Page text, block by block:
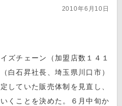
2010年6月10日
ズチェーン（加盟店数１４１
白石昇社長、埼玉県川口市）
していた販売体制を見直し、
くことを決めた。６月中旬か